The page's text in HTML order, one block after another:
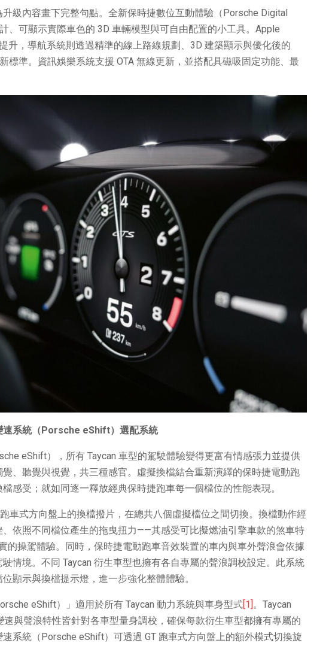
級內容畫下完整句點。全新保時捷數位互動體驗（Porsche Digital
、可顯示實際車色的 3D 車輛模型與可自由配置的小工具。Apple
升，導航系統則透過精準的線上路線規劃、3D 建築顯示與優化後的
標準。資訊娛樂系統支援 OTA 無線更新，並搭配具磁吸固定功能、最
系統（ Porsche eShift）選配系統
eShift），所有 Taycan 車型的駕駛體驗變得更富有情感張力並提供
、聽覺與視覺，共三種感官。虛擬換檔結合重新演繹的保時捷電動跑
感受；就如同逐一釋放經典保時捷跑車每一個檔位的性能表現。
車式方向盤上的換檔撥片，在總共八個虛擬檔位之間切換。換檔動作經
依照不同檔位產生的拖曳扭力——其感受可比擬燃油引擎車款的煞車特
操駕體驗。同時，保時捷電動跑車音效裝置的車內與車外聲浪會依據
情境。不同 Taycan 衍生車型也擁有各自專屬的聲浪調校設定。此系統
顯示與換檔提示燈，進一步強化整體體驗。
eShift）」適用於所有 Taycan 動力系統與車身型式 [1] 。Taycan
速與聲浪特性皆針對各車型量身調校，確保每款衍生車型都擁有專屬的
系統（Porsche eShift）可透過 GT 跑車式方向盤上的額外模式切換旋